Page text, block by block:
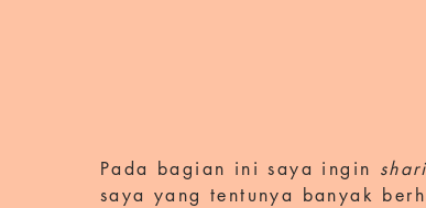
Pada bagian ini saya ingin
saya yang tentunya banyak